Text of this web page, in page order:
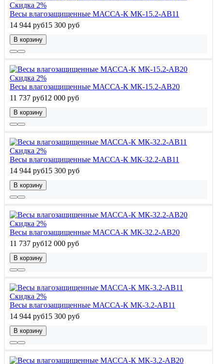
Скидка 2%
Весы влагозащищенные МАССА-К МК-15.2-АВ11
14 944 руб15 300 руб
В корзину
Скидка 2%
Весы влагозащищенные МАССА-К МК-15.2-АВ20
11 737 руб12 000 руб
В корзину
Скидка 2%
Весы влагозащищенные МАССА-К МК-32.2-АВ11
14 944 руб15 300 руб
В корзину
Скидка 2%
Весы влагозащищенные МАССА-К МК-32.2-АВ20
11 737 руб12 000 руб
В корзину
Скидка 2%
Весы влагозащищенные МАССА-К МК-3.2-АВ11
14 944 руб15 300 руб
В корзину